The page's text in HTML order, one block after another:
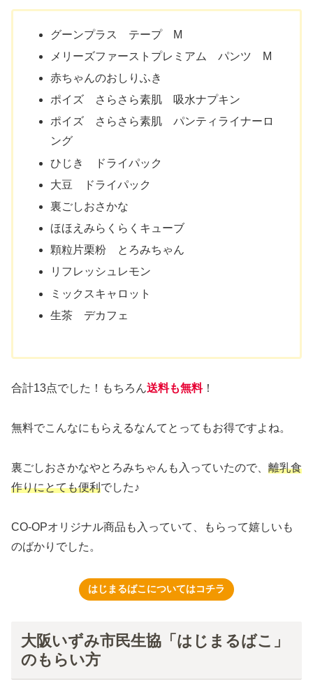
グーンプラス テープ M
メリーズファーストプレミアム パンツ M
赤ちゃんのおしりふき
ポイズ さらさら素肌 吸水ナプキン
ポイズ さらさら素肌 パンティライナーロ
ング
ひじき ドライパック
大豆 ドライパック
裏ごしおさかな
ほほえみらくらくキューブ
顆粒片栗粉 とろみちゃん
リフレッシュレモン
ミックスキャロット
生茶 デカフェ
合計13点でした！もちろん送料も無料！
無料でこんなにもらえるなんてとってもお得ですよね。
裏ごしおさかなやとろみちゃんも入っていたので、 離乳食
作りにとても便利でした♪
CO-OPオリジナル商品も入っていて、もらって嬉しいも
のばかりでした。
はじまるばこについてはコチラ
大阪いずみ市民生協「はじまるばこ」
のもらい方